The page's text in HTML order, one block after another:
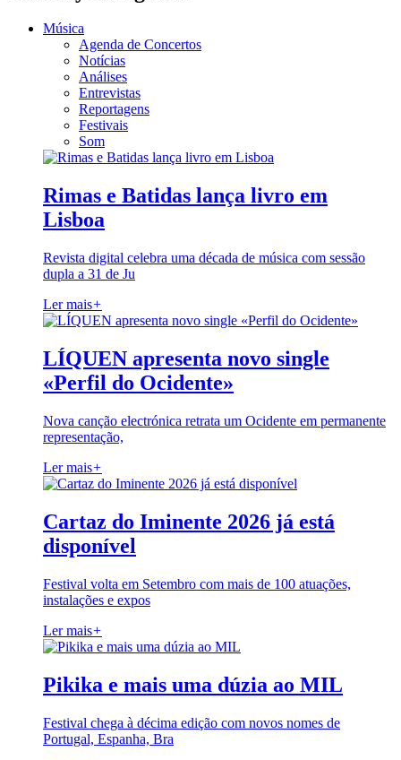
Música
Agenda de Concertos
Notícias
Análises
Entrevistas
Reportagens
Festivais
Som
Rimas e Batidas lança livro em
Lisboa
Revista digital celebra uma década de música com sessão
dupla a 31 de Ju
Ler mais+
LÍQUEN apresenta novo single
«Perfil do Ocidente»
Nova canção electrónica retrata um Ocidente em permanente
representação,
Ler mais+
Cartaz do Iminente 2026 já está
disponível
Festival volta em Setembro com mais de 100 atuações,
instalações e expos
Ler mais+
Pikika e mais uma dúzia ao MIL
Festival chega à décima edição com novos nomes de
Portugal, Espanha, Bra